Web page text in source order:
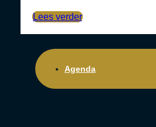
Lees verder
Agenda